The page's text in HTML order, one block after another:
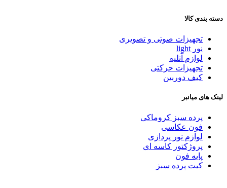
دسته بندی کالا
تجهیزات صوتی و تصویری
نور light
لوازم آتلیه
تجهیزات حرکتی
کیف دوربین
لینک های میانبر
پرده سبز کروماکی
فون عکاسی
لوازم نور پردازی
پروژکتور کاسه ای
پایه فون
کیت پرده سبز